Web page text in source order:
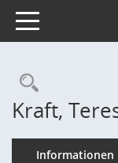
Toggle navigation
Kraft,
Informationen